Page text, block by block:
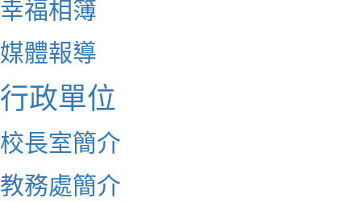
幸福相簿
媒體報導
行政單位
校長室簡介
教務處簡介